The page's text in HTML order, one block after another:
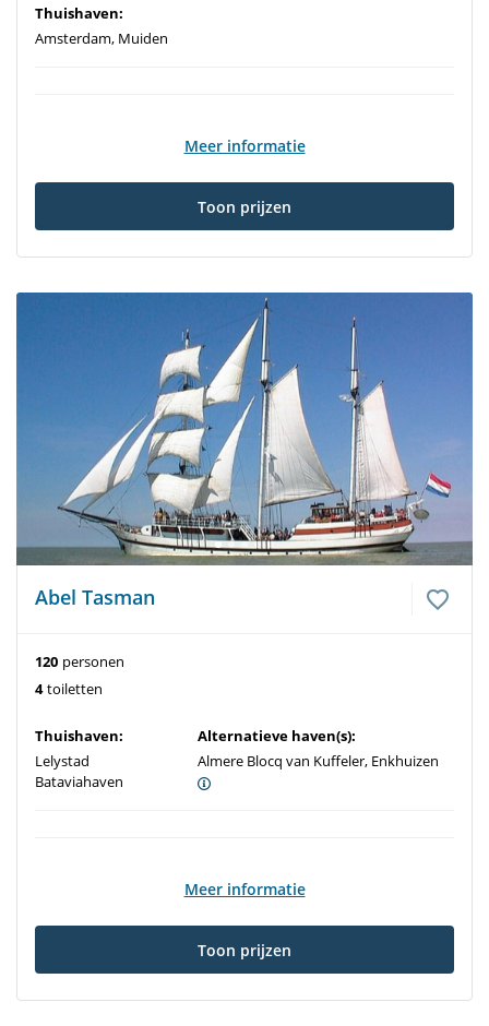
Thuishaven:
Amsterdam, Muiden
Meer informatie
Toon prijzen
Abel Tasman
120 personen
4 toiletten
Thuishaven:
Lelystad
Bataviahaven
Alternatieve haven(s):
Almere Blocq van Kuffeler, Enkhuizen
Meer informatie
Toon prijzen